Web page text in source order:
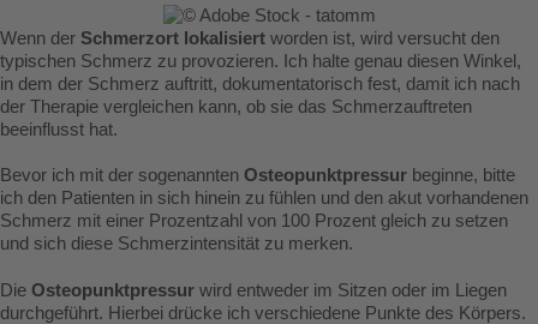
Wenn der Schmerzort lokalisiert worden ist, wird versucht den
typischen Schmerz zu provozieren. Ich halte genau diesen Winkel,
in dem der Schmerz auftritt, dokumentatorisch fest, damit ich nach
der Therapie vergleichen kann, ob sie das Schmerzauftreten
beeinflusst hat.
Bevor ich mit der sogenannten Osteopunktpressur beginne, bitte
ich den Patienten in sich hinein zu fühlen und den akut vorhandenen
Schmerz mit einer Prozentzahl von 100 Prozent gleich zu setzen
und sich diese Schmerzintensität zu merken.
Die Osteopunktpressur wird entweder im Sitzen oder im Liegen
durchgeführt. Hierbei drücke ich verschiedene Punkte des Körpers.